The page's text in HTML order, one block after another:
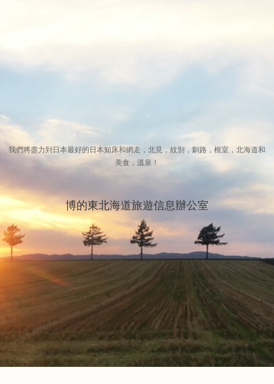
我們將盡力到日本最好的日本知床和網走，北見，紋別，釧路，根室，北海道和
美食，溫泉！
博的東北海道旅遊信息辦公室